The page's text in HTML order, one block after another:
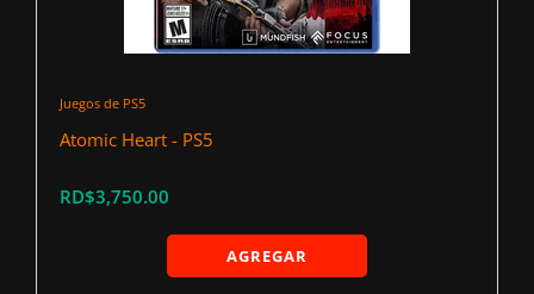
Juegos de PS5
Atomic Heart - PS5
RD$3,750.00
AGREGAR